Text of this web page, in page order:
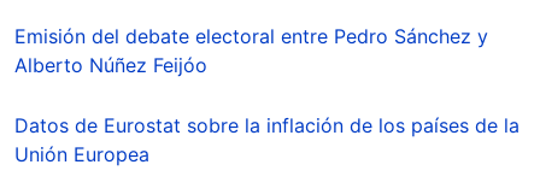
Emisión del debate electoral entre Pedro Sánchez y
Alberto Núñez Feijóo
Datos de Eurostat sobre la inflación de los países de la
Unión Europea